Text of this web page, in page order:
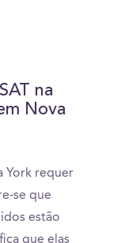
na
Nova
York requer
se que
estão
que elas